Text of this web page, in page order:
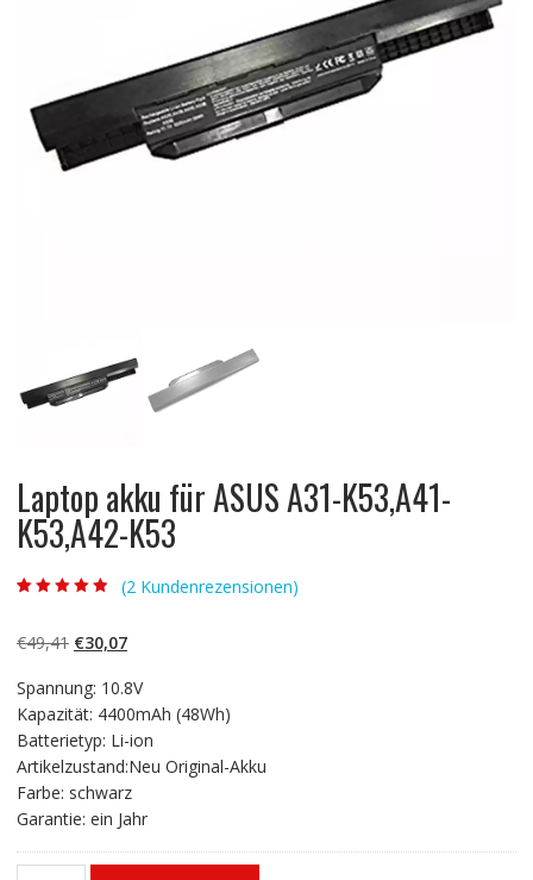
Laptop akku für ASUS A31-K53,A41-
K53,A42-K53
basierend auf
Kundenbewert
(2 Kundenrezensionen)
€49,41 Ursprünglicher
war:
€49,41
€30,07Aktueller
ist:
€30,07.
Spannung: 10.8V
Kapazität: 4400mAh (48Wh)
Batterietyp: Li-ion
Artikelzustand:Neu Original-Akku
Farbe: schwarz
Garantie: ein Jahr